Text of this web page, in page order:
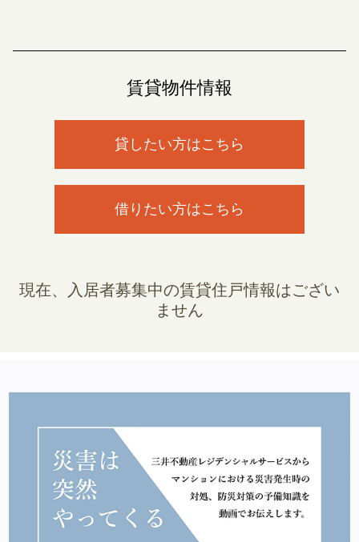
賃貸物件情報
貸したい方はこちら
借りたい方はこちら
現在、入居者募集中の賃貸住戸情報はござい
ません